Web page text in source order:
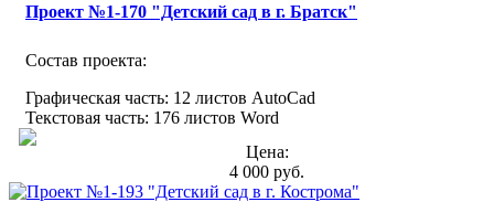
Проект №1-170 "Детский сад в г. Братск"
Состав проекта:
Графическая часть: 12 листов AutoCad
Текстовая часть: 176 листов Word
Цена:
4 000 руб.